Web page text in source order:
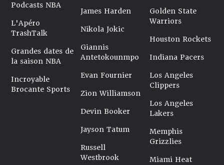
Podcasts NBA
L'Apéro
TrashTalk
Grandes dates de
la saison NBA
Incroyable
Brocante Sports
James Harden
Nikola Jokic
Giannis
Antetokounmpo
Evan Fournier
Zion Williamson
Devin Booker
Jayson Tatum
Russell
Westbrook
Golden State
Warriors
Houston Rockets
Indiana Pacers
Los Angeles
Clippers
Los Angeles
Lakers
Memphis
Grizzlies
Miami Heat